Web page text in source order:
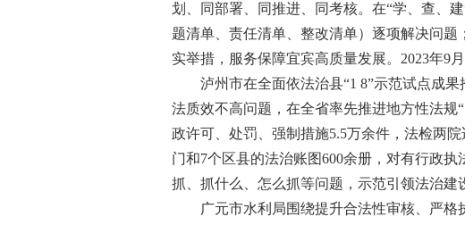
划、同部署、同推进、同考核。在“学、查、
题清单、责任清单、整改清单）逐项解决问
实举措，服务保障宜宾高质量发展。2023年9
泸州市在全面依法治县“1 8”示范试点成果
法质效不高问题，在全省率先推进地方性法规
政许可、处罚、强制措施5.5万余件，法检两
门和7个区县的法治账图600余册，对有行政
抓、抓什么、怎么抓等问题，示范引领法治建
广元市水利局围绕提升合法性审核、严格执